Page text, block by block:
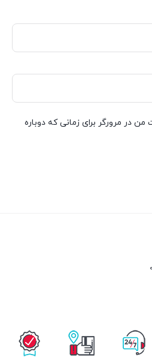
من در مرورگر برای زمانی که دوباره